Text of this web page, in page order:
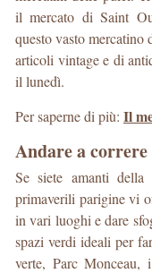
il mercato di Saint
questo vasto mercatino
articoli vintage e di
il lunedì.
Per saperne di più: Il
Andare a correre
Se siete amanti
primaverili parigine vi
in vari luoghi e dare
spazi verdi ideali per
verte, Parc